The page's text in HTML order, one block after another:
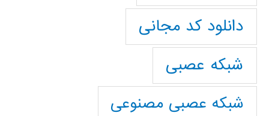
دانلود کد مجانی
شبکه عصبی
شبکه عصبی مصنوعی